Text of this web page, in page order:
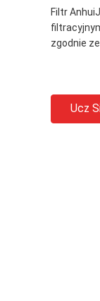
Filtr
zgodnie
Ucz